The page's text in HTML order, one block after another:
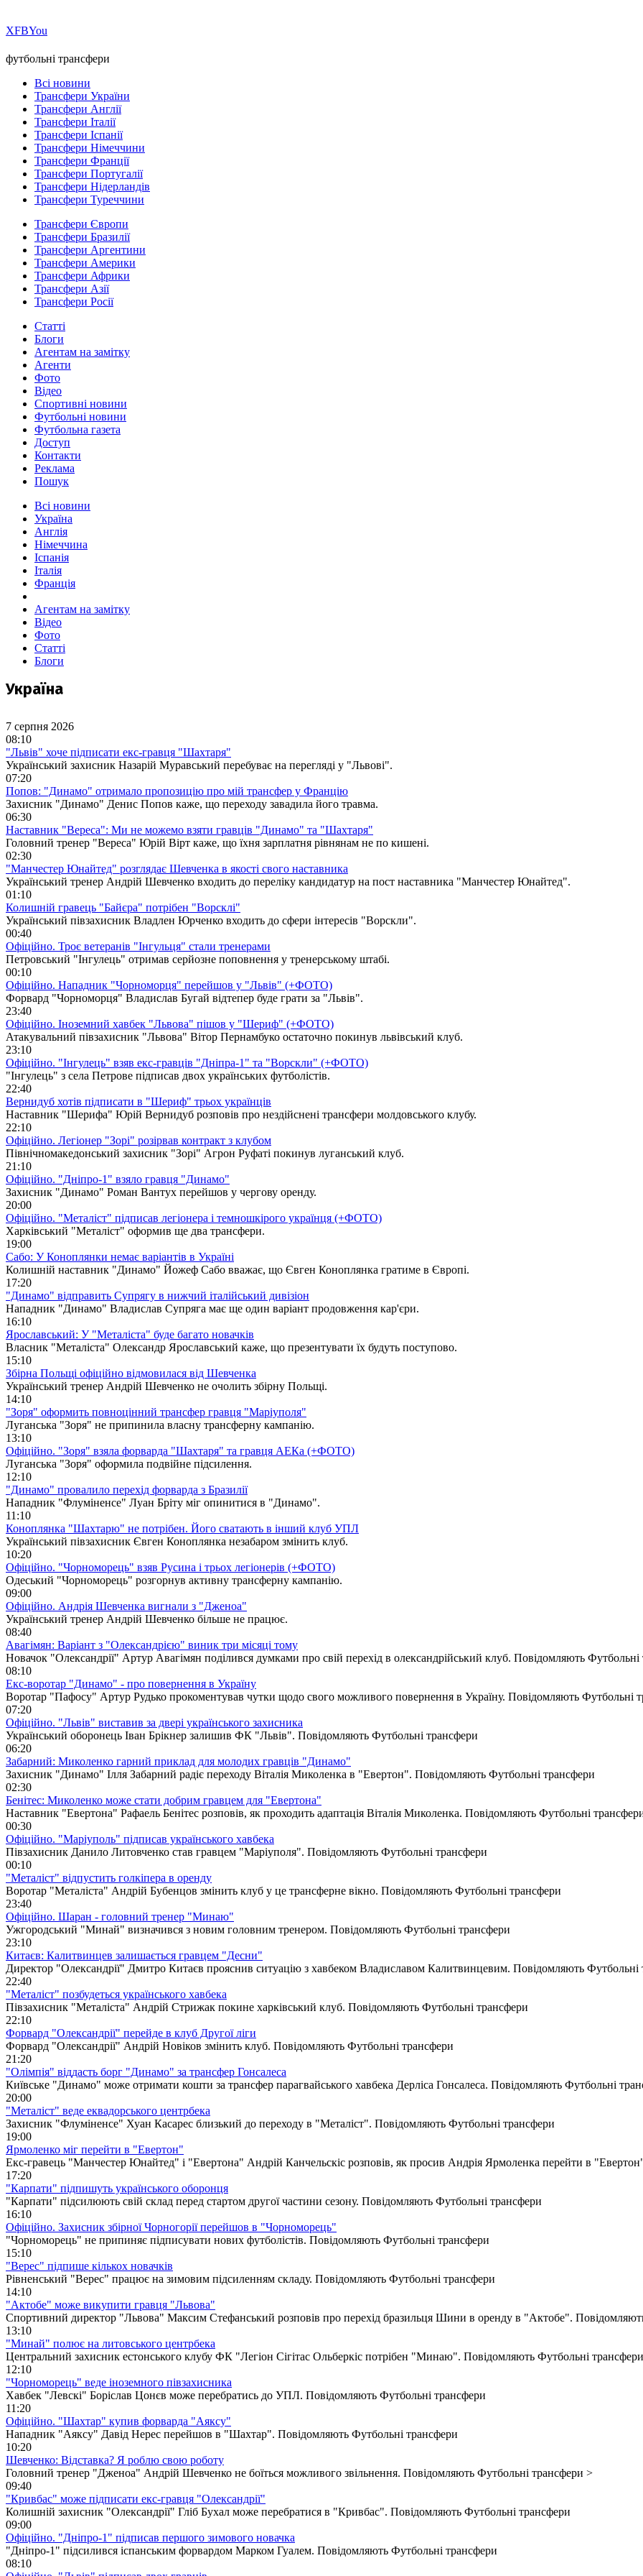
ХFBYou
футбольні трансфери
Всі новини
Трансфери України
Трансфери Англії
Трансфери Італії
Трансфери Іспанії
Трансфери Німеччини
Трансфери Франції
Трансфери Португалії
Трансфери Нідерландів
Трансфери Туреччини
Трансфери Європи
Трансфери Бразилії
Трансфери Аргентини
Трансфери Америки
Трансфери Африки
Трансфери Азії
Трансфери Росії
Статті
Блоги
Агентам на замітку
Агенти
Фото
Відео
Спортивні новини
Футбольні новини
Футбольна газета
Доступ
Контакти
Реклама
Пошук
Всі новини
Україна
Англія
Німеччина
Іспанія
Італія
Франція
Агентам на замітку
Відео
Фото
Статті
Блоги
Україна
7 серпня 2026
08:10
"Львів" хоче підписати екс-гравця "Шахтаря"
Український захисник Назарій Муравський перебуває на перегляді у "Львові".
07:20
Попов: "Динамо" отримало пропозицію про мій трансфер у Францію
Захисник "Динамо" Денис Попов каже, що переходу завадила його травма.
06:30
Наставник "Вереса": Ми не можемо взяти гравців "Динамо" та "Шахтаря"
Головний тренер "Вереса" Юрій Вірт каже, що їхня зарплатня рівнянам не по кишені.
02:30
"Манчестер Юнайтед" розглядає Шевченка в якості свого наставника
Український тренер Андрій Шевченко входить до переліку кандидатур на пост наставника "Манчестер Юнайтед".
01:10
Колишній гравець "Байєра" потрібен "Ворсклі"
Український півзахисник Владлен Юрченко входить до сфери інтересів "Ворскли".
00:40
Офіційно. Троє ветеранів "Інгульця" стали тренерами
Петровський "Інгулець" отримав серйозне поповнення у тренерському штабі.
00:10
Офіційно. Нападник "Чорноморця" перейшов у "Львів" (+ФОТО)
Форвард "Чорноморця" Владислав Бугай відтепер буде грати за "Львів".
23:40
Офіційно. Іноземний хавбек "Львова" пішов у "Шериф" (+ФОТО)
Атакувальний півзахисник "Львова" Вітор Пернамбуко остаточно покинув львівський клуб.
23:10
Офіційно. "Інгулець" взяв екс-гравців "Дніпра-1" та "Ворскли" (+ФОТО)
"Інгулець" з села Петрове підписав двох українських футболістів.
22:40
Вернидуб хотів підписати в "Шериф" трьох українців
Наставник "Шерифа" Юрій Вернидуб розповів про нездійснені трансфери молдовського клубу.
22:10
Офіційно. Легіонер "Зорі" розірвав контракт з клубом
Північномакедонський захисник "Зорі" Агрон Руфаті покинув луганський клуб.
21:10
Офіційно. "Дніпро-1" взяло гравця "Динамо"
Захисник "Динамо" Роман Вантух перейшов у чергову оренду.
20:00
Офіційно. "Металіст" підписав легіонера і темношкірого українця (+ФОТО)
Харківський "Металіст" оформив ще два трансфери.
19:00
Сабо: У Коноплянки немає варіантів в Україні
Колишній наставник "Динамо" Йожеф Сабо вважає, що Євген Коноплянка гратиме в Європі.
17:20
"Динамо" відправить Супрягу в нижчий італійський дивізіон
Нападник "Динамо" Владислав Супряга має ще один варіант продовження кар'єри.
16:10
Ярославський: У "Металіста" буде багато новачків
Власник "Металіста" Олександр Ярославський каже, що презентувати їх будуть поступово.
15:10
Збірна Польщі офіційно відмовилася від Шевченка
Український тренер Андрій Шевченко не очолить збірну Польщі.
14:10
"Зоря" оформить повноцінний трансфер гравця "Маріуполя"
Луганська "Зоря" не припинила власну трансферну кампанію.
13:10
Офіційно. "Зоря" взяла форварда "Шахтаря" та гравця АЕКа (+ФОТО)
Луганська "Зоря" оформила подвійне підсилення.
12:10
"Динамо" провалило перехід форварда з Бразилії
Нападник "Флуміненсе" Луан Бріту міг опинитися в "Динамо".
11:10
Коноплянка "Шахтарю" не потрібен. Його сватають в інший клуб УПЛ
Український півзахисник Євген Коноплянка незабаром змінить клуб.
10:20
Офіційно. "Чорноморець" взяв Русина і трьох легіонерів (+ФОТО)
Одеський "Чорноморець" розгорнув активну трансферну кампанію.
09:00
Офіційно. Андрія Шевченка вигнали з "Дженоа"
Український тренер Андрій Шевченко більше не працює.
08:40
Авагімян: Варіант з "Олександрією" виник три місяці тому
Новачок "Олександрії" Артур Авагімян поділився думками про свій перехід в олександрійський клуб. Повідомляють Футбольні
08:10
Екс-воротар "Динамо" - про повернення в Україну
Воротар "Пафосу" Артур Рудько прокоментував чутки щодо свого можливого повернення в Україну. Повідомляють Футбольні
07:20
Офіційно. "Львів" виставив за двері українського захисника
Український оборонець Іван Брікнер залишив ФК "Львів". Повідомляють Футбольні трансфери
06:20
Забарний: Миколенко гарний приклад для молодих гравців "Динамо"
Захисник "Динамо" Ілля Забарний радіє переходу Віталія Миколенка в "Евертон". Повідомляють Футбольні трансфери
02:30
Бенітес: Миколенко може стати добрим гравцем для "Евертона"
Наставник "Евертона" Рафаель Бенітес розповів, як проходить адаптація Віталія Миколенка. Повідомляють Футбольні
00:30
Офіційно. "Маріуполь" підписав українського хавбека
Півзахисник Данило Литовченко став гравцем "Маріуполя". Повідомляють Футбольні трансфери
00:10
"Металіст" відпустить голкіпера в оренду
Воротар "Металіста" Андрій Бубенцов змінить клуб у це трансферне вікно. Повідомляють Футбольні трансфери
23:40
Офіційно. Шаран - головний тренер "Минаю"
Ужгородський "Минай" визначився з новим головним тренером. Повідомляють Футбольні трансфери
23:10
Китаєв: Калитвинцев залишається гравцем "Десни"
Директор "Олександрії" Дмитро Китаєв прояснив ситуацію з хавбеком Владиславом Калитвинцевим. Повідомляють Футбольні
22:40
"Металіст" позбудеться українського хавбека
Півзахисник "Металіста" Андрій Стрижак покине харківський клуб. Повідомляють Футбольні трансфери
22:10
Форвард "Олександрії" перейде в клуб Другої ліги
Форвард "Олександрії" Андрій Новіков змінить клуб. Повідомляють Футбольні трансфери
21:20
"Олімпія" віддасть борг "Динамо" за трансфер Гонсалеса
Київське "Динамо" може отримати кошти за трансфер парагвайського хавбека Дерліса Гонсалеса. Повідомляють Футбольні
20:00
"Металіст" веде еквадорського центрбека
Захисник "Флуміненсе" Хуан Касарес близький до переходу в "Металіст". Повідомляють Футбольні трансфери
19:00
Ярмоленко міг перейти в "Евертон"
Екс-гравець "Манчестер Юнайтед" і "Евертона" Андрій Канчельскіс розповів, як просив Андрія Ярмоленка перейти в
17:20
"Карпати" підпишуть українського оборонця
"Карпати" підсилюють свій склад перед стартом другої частини сезону. Повідомляють Футбольні трансфери
16:10
Офіційно. Захисник збірної Чорногорії перейшов в "Чорноморець"
"Чорноморець" не припиняє підписувати нових футболістів. Повідомляють Футбольні трансфери
15:10
"Верес" підпише кількох новачків
Рівненський "Верес" працює на зимовим підсиленням складу. Повідомляють Футбольні трансфери
14:10
"Актобе" може викупити гравця "Львова"
Спортивний директор "Львова" Максим Стефанський розповів про перехід бразильця Шини в оренду в "Актобе".
13:10
"Минай" полює на литовського центрбека
Центральний захисник естонського клубу ФК "Легіон Сігітас Ольберкіс потрібен "Минаю". Повідомляють Футбольні трансфери
12:10
"Чорноморець" веде іноземного півзахисника
Хавбек "Левскі" Боріслав Цонєв може перебратись до УПЛ. Повідомляють Футбольні трансфери
11:20
Офіційно. "Шахтар" купив форварда "Аяксу"
Нападник "Аяксу" Давід Нерес перейшов в "Шахтар". Повідомляють Футбольні трансфери
10:20
Шевченко: Відставка? Я роблю свою роботу
Головний тренер "Дженоа" Андрій Шевченко не боїться можливого звільнення. Повідомляють Футбольні трансфери >
09:40
"Кривбас" може підписати екс-гравця "Олександрії"
Колишній захисник "Олександрії" Гліб Бухал може перебратися в "Кривбас". Повідомляють Футбольні трансфери
09:00
Офіційно. "Дніпро-1" підписав першого зимового новачка
"Дніпро-1" підсилився іспанським форвардом Марком Гуалем. Повідомляють Футбольні трансфери
08:10